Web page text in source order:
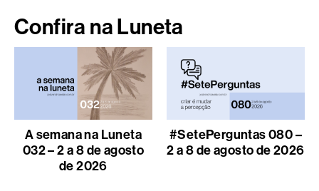
Confira na Luneta
A semana na Luneta
032 – 2 a 8 de agosto
de 2026
#SetePerguntas 080 –
2 a 8 de agosto de 2026